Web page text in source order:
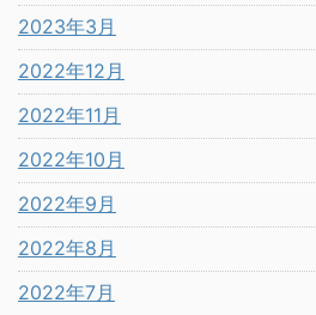
2023年3月
2022年12月
2022年11月
2022年10月
2022年9月
2022年8月
2022年7月